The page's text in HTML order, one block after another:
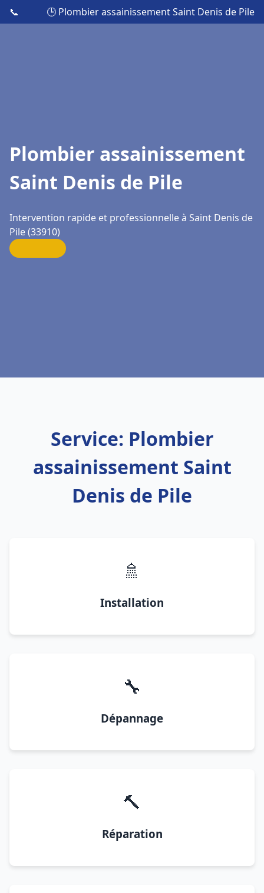
📞 🕒 Plombier assainissement Saint Denis de Pile
Plombier assainissement
Saint Denis de Pile
Intervention rapide et professionnelle à Saint Denis de
Pile (33910)
Service: Plombier
assainissement Saint
Denis de Pile
🚿
Installation
🔧
Dépannage
🔨
Réparation